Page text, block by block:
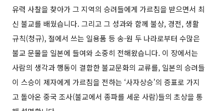
유력 사찰을 찾아가 그 지역의 승려들에게 가르침을 받으면서 최
신 불교를 배웠습니다. 그리고 그 성과와 함께 불상, 경전, 생활
규칙(청규), 절에서 쓰는 일용품 등 송·원 두 나라로부터 수많은
불교 문물을 일본에 들여와 소중히 전해왔습니다. 이 장에서는
사람의 생각과 행동이 결합한 불교문화의 교류를, 일본의 승려들
이 스승이 제자에게 가르침을 전하는 ‘사자상승’의 증표로 가지
고 돌아온 중국 조사(불교에서 종파를 세운 사람)들의 초상을 통